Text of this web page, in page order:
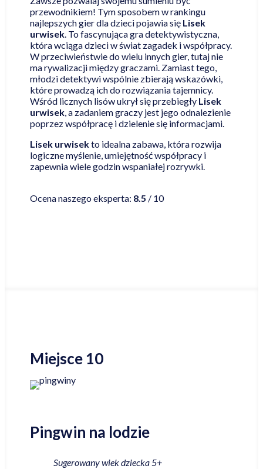
przewodnikiem! Tym sposobem w rankingu
najlepszych gier dla dzieci pojawia się Lisek
urwisek. To fascynująca gra detektywistyczna,
która wciąga dzieci w świat zagadek i współpracy.
W przeciwieństwie do wielu innych gier, tutaj nie
ma rywalizacji między graczami. Zamiast tego,
młodzi detektywi wspólnie zbierają wskazówki,
które prowadzą ich do rozwiązania tajemnicy.
Wśród licznych lisów ukrył się przebiegły Lisek
urwisek, a zadaniem graczy jest jego odnalezienie
poprzez współpracę i dzielenie się informacjami.
Lisek urwisekto idealna zabawa, która rozwija
logiczne myślenie, umiejętność współpracy i
zapewnia wiele godzin wspaniałej rozrywki.
Ocena naszego eksperta: 8.5 / 10
Miejsce 10
Pingwin na lodzie
Sugerowany wiek dziecka 5+